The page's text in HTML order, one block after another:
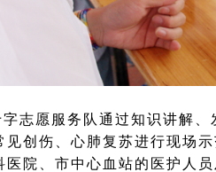
志愿服务队通过知识讲解
见创伤、心肺复苏进行现场
医院、市中心血站的医护人